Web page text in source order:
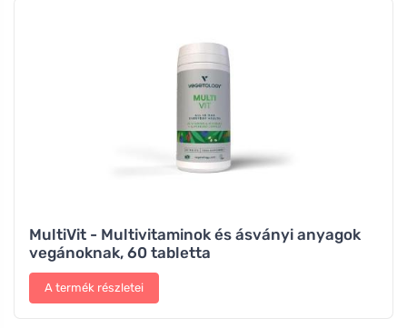
MultiVit - Multivitaminok és ásványi anyagok
vegánoknak, 60 tabletta
A termék részletei